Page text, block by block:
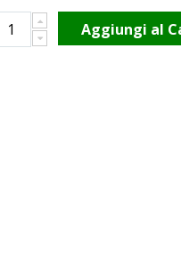
Aggiungi al